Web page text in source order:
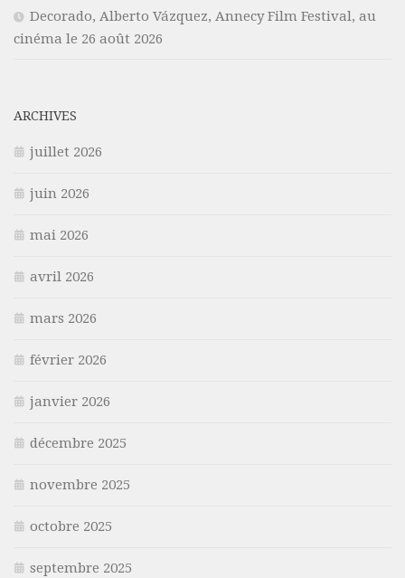
Decorado, Alberto Vázquez, Annecy Film Festival, au
cinéma le 26 août 2026
ARCHIVES
juillet 2026
juin 2026
mai 2026
avril 2026
mars 2026
février 2026
janvier 2026
décembre 2025
novembre 2025
octobre 2025
septembre 2025